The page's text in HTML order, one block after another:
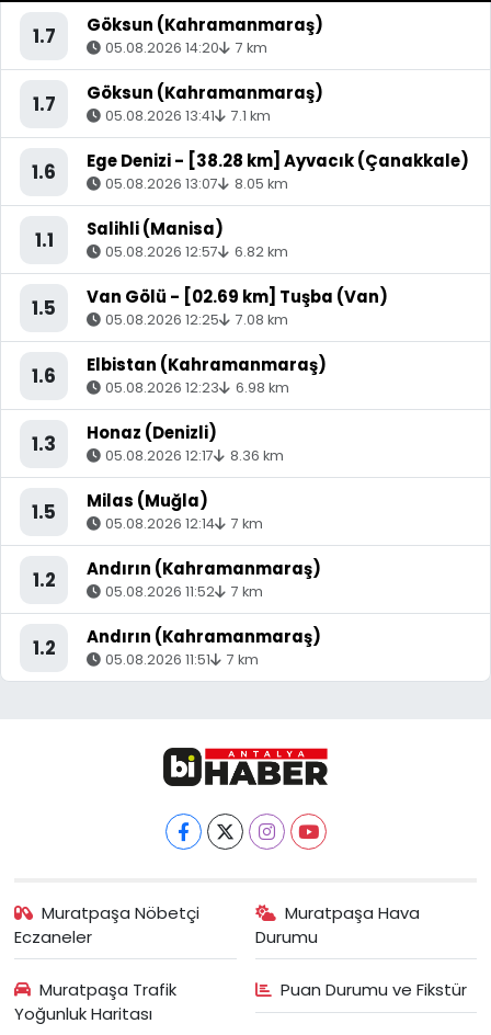
1.7 Göksun (Kahramanmaraş)
05.08.2026 14:20 7 km
1.7 Göksun (Kahramanmaraş)
05.08.2026 13:41 7.1 km
1.6 Ege Denizi - [38.28 km] Ayvacık (Çanakkale)
05.08.2026 13:07 8.05 km
1.1 Salihli (Manisa)
05.08.2026 12:57 6.82 km
1.5 Van Gölü - [02.69 km] Tuşba (Van)
05.08.2026 12:25 7.08 km
1.6 Elbistan (Kahramanmaraş)
05.08.2026 12:23 6.98 km
1.3 Honaz (Denizli)
05.08.2026 12:17 8.36 km
1.5 Milas (Muğla)
05.08.2026 12:14 7 km
1.2 Andırın (Kahramanmaraş)
05.08.2026 11:52 7 km
1.2 Andırın (Kahramanmaraş)
05.08.2026 11:51 7 km
Muratpaşa Nöbetçi
Eczaneler
Muratpaşa Hava
Durumu
Muratpaşa Trafik
Yoğunluk Haritası
Puan Durumu ve Fikstür